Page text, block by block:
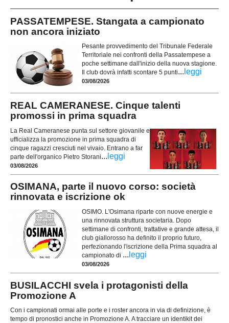
PASSATEMPESE. Stangata a campionato
non ancora iniziato
Pesante provvedimento del Tribunale Federale
Territoriale nei confronti della Passatempese a
poche settimane dall'inizio della nuova stagione.
Il club dovrà infatti scontare 5 punti... leggi
03/08/2026
REAL CAMERANESE. Cinque talenti
promossi in prima squadra
La Real Cameranese punta sul settore giovanile e
ufficializza la promozione in prima squadra di
cinque ragazzi cresciuti nel vivaio. Entrano a far
parte dell'organico Pietro Storani... leggi
03/08/2026
OSIMANA, parte il nuovo corso: società
rinnovata e iscrizione ok
OSIMO. L'Osimana riparte con nuove energie e
una rinnovata struttura societaria. Dopo
settimane di confronti, trattative e grande attesa, il
club giallorosso ha definito il proprio futuro,
perfezionando l'iscrizione della Prima squadra al
campionato di ... leggi
03/08/2026
BUSILACCHI svela i protagonisti della
Promozione A
Con i campionati ormai alle porte e i roster ancora in via di definizione, è
tempo di pronostici anche in Promozione A. A tracciare un identikit dei